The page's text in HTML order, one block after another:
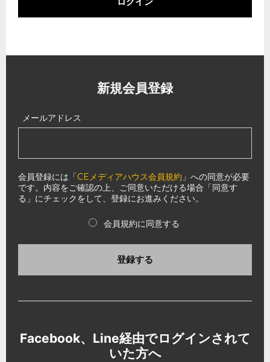
新規会員登録
メールアドレス
会員登録には「CEメディアハウス会員規約 」への同意が必要
です。内容をご確認の上、ご同意いただける場合「同意す
る」にチェックをして、登録にお進みください。
会員規約に同意する
登録する
Facebook、Line経由でログインされて
いた方へ